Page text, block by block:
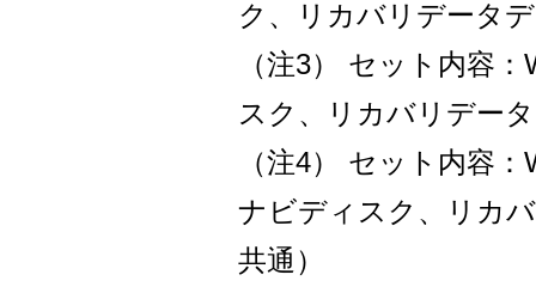
ク、リカバリデータ
（注3） セット内容
スク、リカバリデー
（注4） セット内容
ナビディスク、リカ
共通）